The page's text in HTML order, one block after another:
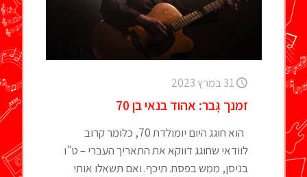
31 במרץ 2023
זמנך גָּבר: אהוד בנאי בן 70
הוא חוגג היום יומולדת 70, כלומר קרוב
לוודאי שחוגג דווקא את התאריך העברי – ט"ו
בניסן, ממש בפסח. תיכף. ואם תשאלו אותי